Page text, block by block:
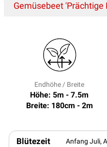
Gemüsebeet 'Prächtige
Endhöhe / Breite
Höhe: 5m - 7.5m
Breite: 180cm - 2m
Blütezeit Anfang Juli,